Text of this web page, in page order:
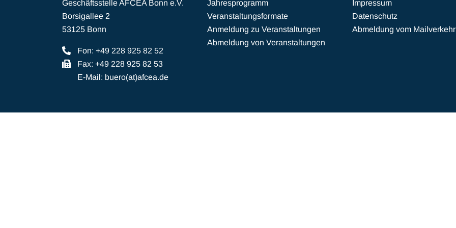
Geschäftsstelle AFCEA Bonn e.V.
Borsigallee 2
53125 Bonn
Fon: +49 228 925 82 52
Fax: +49 228 925 82 53
E-Mail: buero(at)afcea.de
Jahresprogramm
Veranstaltungsformate
Anmeldung zu Veranstaltungen
Abmeldung von Veranstaltungen
Impressum
Datenschutz
Abmeldung vom Mailverkehr